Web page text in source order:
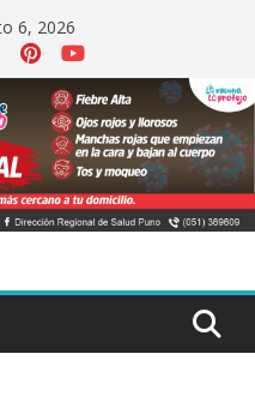
6, 2026